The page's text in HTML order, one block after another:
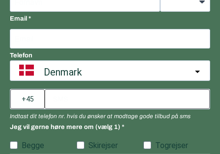
Email
Telefon
Denmark
Indtast dit telefon nr. hvis du ønsker at modtage gode tilbud på sms
Jeg vil gerne høre mere om (vælg 1)
Begge Skirejser Togrejser